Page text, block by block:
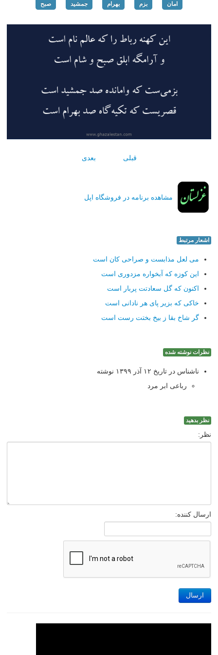
امان بزم بهرام جمشید صبح
قبلی بعدی
مشاهده برنامه در فروشگاه اپل
اشعار مرتبط
می لعل مذابست و صراحی کان است
این کوزه که آبخواره مزدوری است
اکنون که گل سعادتت پربار است
خاکی که بزیر پای هر نادانی است
گر شاخ بقا ز بیخ بختت رست است
نظرات نوشته شده
ناشناس در تاریخ ۱۲ آذر ۱۳۹۹ نوشته
رباعی ابر مرد
نظر بدهید
نظر:
ارسال کننده:
ارسال